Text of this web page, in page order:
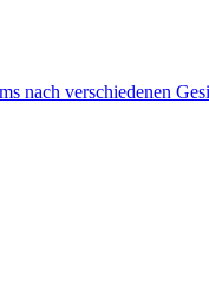
nach verschiedenen